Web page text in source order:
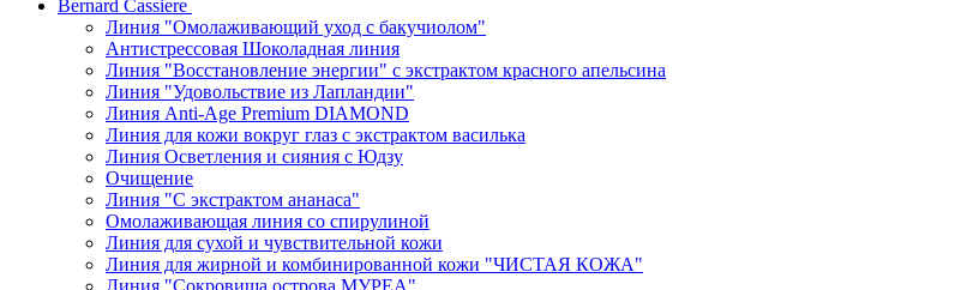
Bernard Cassiere
Линия "Омолаживающий уход с бакучиолом"
Антистрессовая Шоколадная линия
Линия "Восстановление энергии" с экстрактом красного апельсина
Линия "Удовольствие из Лапландии"
Линия Anti-Age Premium DIAMOND
Линия для кожи вокруг глаз с экстрактом василька
Линия Осветления и сияния с Юдзу
Очищение
Линия "С экстрактом ананаса"
Омолаживающая линия со спирулиной
Линия для сухой и чувствительной кожи
Линия для жирной и комбинированной кожи "ЧИСТАЯ КОЖА"
Линия "Сокровища острова МУРЕА"